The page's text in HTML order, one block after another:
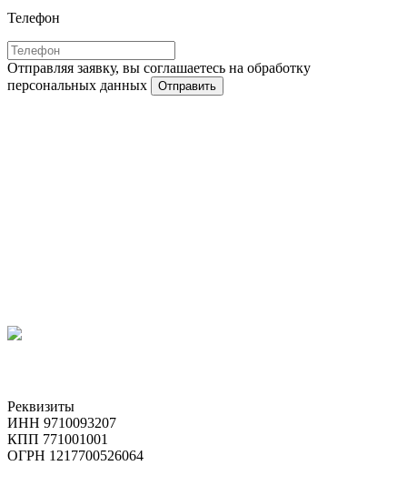
Телефон
Отправляя заявку, вы соглашаетесь на обработку
персональных данных
Отправить
Реквизиты
ИНН 9710093207
КПП 771001001
ОГРН 1217700526064